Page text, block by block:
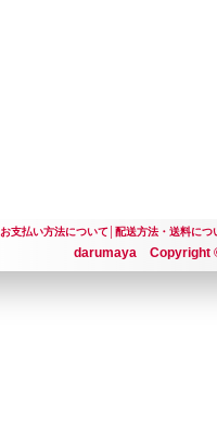
お支払い方法について│ 配送方法・送料につ
darumaya Copyright